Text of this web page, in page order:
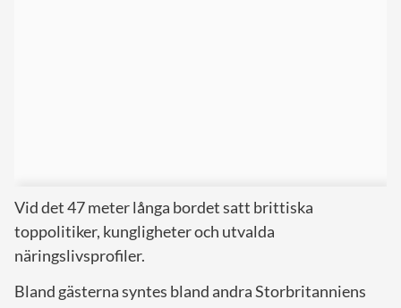
Vid det 47 meter långa bordet satt brittiska
toppolitiker, kungligheter och utvalda
näringslivsprofiler.
Bland gästerna syntes bland andra Storbritanniens